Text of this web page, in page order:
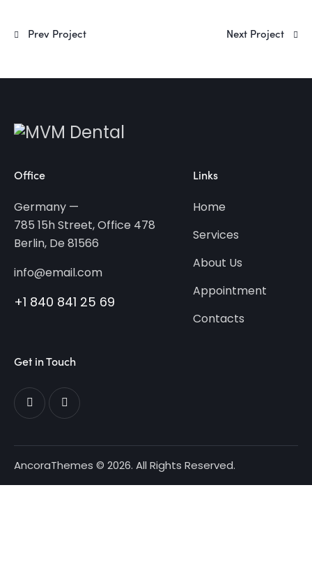
Prev Project Next Project
Office
Germany —
785 15h Street, Office 478
Berlin, De 81566
info@email.com
+1 840 841 25 69
Links
Home
Services
About Us
Appointment
Contacts
Get in Touch
AncoraThemes © 2026. All Rights Reserved.